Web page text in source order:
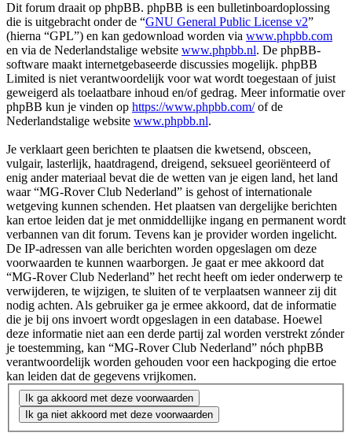
Dit forum draait op phpBB. phpBB is een bulletinboardoplossing
die is uitgebracht onder de “GNU General Public License v2”
(hierna “GPL”) en kan gedownload worden via www.phpbb.com
en via de Nederlandstalige website www.phpbb.nl. De phpBB-
software maakt internetgebaseerde discussies mogelijk. phpBB
Limited is niet verantwoordelijk voor wat wordt toegestaan of juist
geweigerd als toelaatbare inhoud en/of gedrag. Meer informatie over
phpBB kun je vinden op https://www.phpbb.com/of de
Nederlandstalige website www.phpbb.nl.
Je verklaart geen berichten te plaatsen die kwetsend, obsceen,
vulgair, lasterlijk, haatdragend, dreigend, seksueel georiënteerd of
enig ander materiaal bevat die de wetten van je eigen land, het land
waar “MG-Rover Club Nederland” is gehost of internationale
wetgeving kunnen schenden. Het plaatsen van dergelijke berichten
kan ertoe leiden dat je met onmiddellijke ingang en permanent wordt
verbannen van dit forum. Tevens kan je provider worden ingelicht.
De IP-adressen van alle berichten worden opgeslagen om deze
voorwaarden te kunnen waarborgen. Je gaat er mee akkoord dat
“MG-Rover Club Nederland” het recht heeft om ieder onderwerp te
verwijderen, te wijzigen, te sluiten of te verplaatsen wanneer zij dit
nodig achten. Als gebruiker ga je ermee akkoord, dat de informatie
die je bij ons invoert wordt opgeslagen in een database. Hoewel
deze informatie niet aan een derde partij zal worden verstrekt zónder
je toestemming, kan “MG-Rover Club Nederland” nóch phpBB
verantwoordelijk worden gehouden voor een hackpoging die ertoe
kan leiden dat de gegevens vrijkomen.